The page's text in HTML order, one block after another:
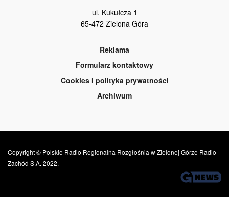
ul. Kukułcza 1
65-472 Zielona Góra
Reklama
Formularz kontaktowy
Cookies i polityka prywatności
Archiwum
Copyright © Polskie Radio Regionalna Rozgłośnia w Zielonej Górze Radio
Zachód S.A. 2022.